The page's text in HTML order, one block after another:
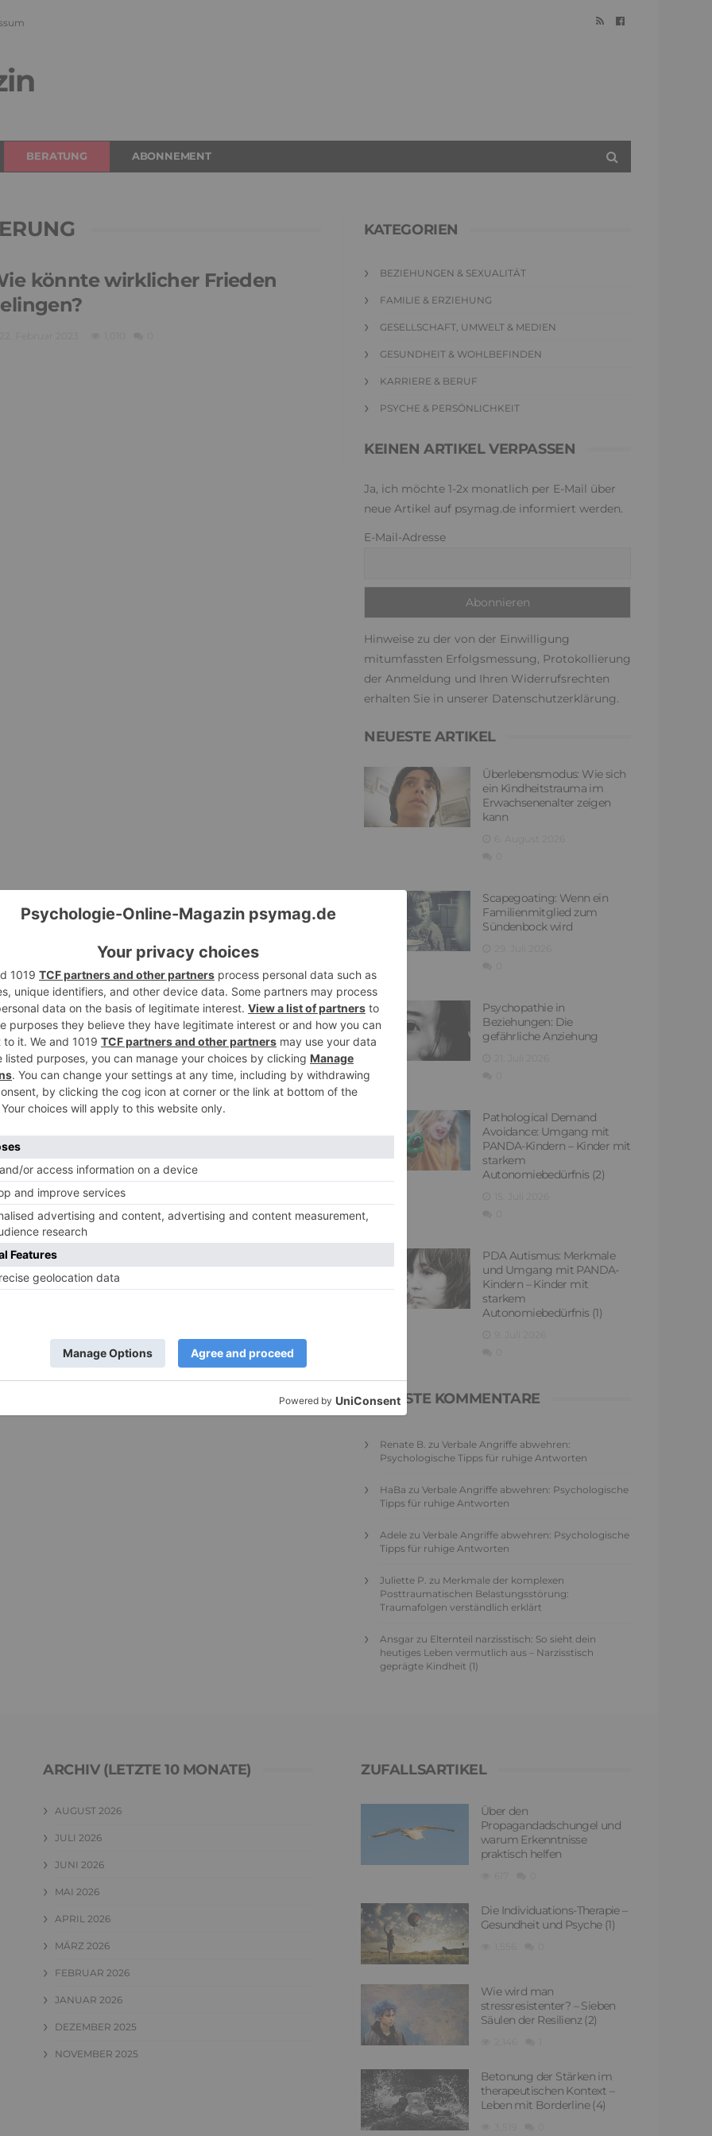
BERATUNG ABONNEMENT
könnte wirklicher Frieden
KATEGORIEN
BEZIEHUNGEN & SEXUALITÄT
FAMILIE & ERZIEHUNG
GESELLSCHAFT, UMWELT & MEDIEN
GESUNDHEIT & WOHLBEFINDEN
KARRIERE & BERUF
PSYCHE & PERSÖNLICHKEIT
KEINEN ARTIKEL VERPASSEN
Ja, ich möchte 1-2x monatlich per E-Mail über
neue Artikel auf psymag.de informiert werden.
E-Mail-Adresse
Hinweise zu der von der Einwilligung
mitumfassten Erfolgsmessung, Protokollierung
der Anmeldung und Ihren Widerrufsrechten
erhalten Sie in unserer Datenschutzerklärung.
NEUESTE ARTIKEL
Überlebensmodus: Wie sich
ein Kindheitstrauma im
Erwachsenenalter zeigen
kann
Scapegoating: Wenn ein
Familienmitglied zum
Sündenbock wird
Psychopathie in
Beziehungen: Die
gefährliche Anziehung
Pathological Demand
Avoidance: Umgang mit
PANDA-Kindern – Kinder mit
starkem
Autonomiebedürfnis (2)
PDA Autismus: Merkmale
und Umgang mit PANDA-
Kindern – Kinder mit
starkem
Autonomiebedürfnis (1)
NEUESTE KOMMENTARE
Renate B. zu Verbale Angriffe abwehren:
Psychologische Tipps für ruhige Antworten
HaBa zu Verbale Angriffe abwehren: Psychologische
Tipps für ruhige Antworten
Adele zu Verbale Angriffe abwehren: Psychologische
Tipps für ruhige Antworten
Juliette P. zu Merkmale der komplexen
Posttraumatischen Belastungsstörung:
Traumafolgen verständlich erklärt
Ansgar zu Elternteil narzisstisch: So sieht dein
heutiges Leben vermutlich aus – Narzisstisch
geprägte Kindheit (1)
ARCHIV (LETZTE 10 MONATE)
AUGUST 2026
JULI 2026
JUNI 2026
MAI 2026
APRIL 2026
MÄRZ 2026
FEBRUAR 2026
JANUAR 2026
DEZEMBER 2025
NOVEMBER 2025
ZUFALLSARTIKEL
Über den
Propagandadschungel und
warum Erkenntnisse
praktisch helfen
Die Individuations-Therapie –
Gesundheit und Psyche (1)
Wie wird man
stressresistenter? – Sieben
Säulen der Resilienz (2)
Betonung der Stärken im
therapeutischen Kontext –
Leben mit Borderline (4)